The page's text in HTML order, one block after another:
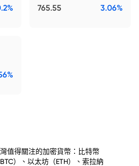
765.55 3.06%
值得關注的加密貨幣：比特幣
BTC）、以太坊（ETH）、索拉納